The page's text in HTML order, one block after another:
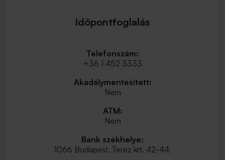
Időpontfoglalás
Telefonszám:
+36 1 452 3333
Akadálymentesített:
Nem
ATM:
Nem
Bank székhelye:
1066 Budapest, Teréz krt. 42-44.